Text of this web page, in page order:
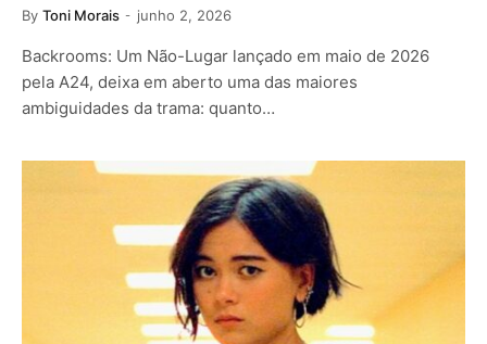
By Toni Morais junho 2, 2026
Backrooms: Um Não-Lugar lançado em maio de 2026
pela A24, deixa em aberto uma das maiores
ambiguidades da trama: quanto…